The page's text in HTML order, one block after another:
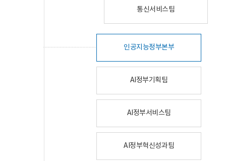
통신서비스팀
인공지능정부본부
AI정부기획팀
AI정부서비스팀
AI정부혁신성과팀